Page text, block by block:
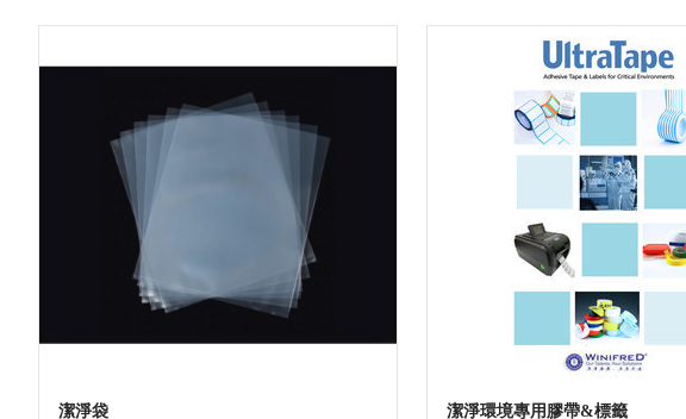
潔淨袋 潔淨環境專用膠帶&標籤